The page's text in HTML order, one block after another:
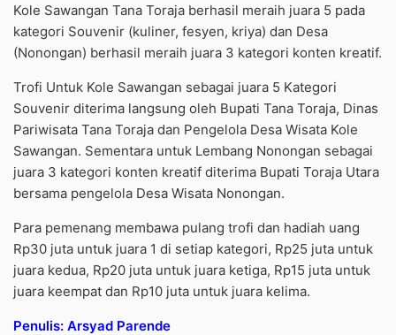
Kole Sawangan Tana Toraja berhasil meraih juara 5 pada
kategori Souvenir (kuliner, fesyen, kriya) dan Desa
(Nonongan) berhasil meraih juara 3 kategori konten kreatif.
Trofi Untuk Kole Sawangan sebagai juara 5 Kategori
Souvenir diterima langsung oleh Bupati Tana Toraja, Dinas
Pariwisata Tana Toraja dan Pengelola Desa Wisata Kole
Sawangan. Sementara untuk Lembang Nonongan sebagai
juara 3 kategori konten kreatif diterima Bupati Toraja Utara
bersama pengelola Desa Wisata Nonongan.
Para pemenang membawa pulang trofi dan hadiah uang
Rp30 juta untuk juara 1 di setiap kategori, Rp25 juta untuk
juara kedua, Rp20 juta untuk juara ketiga, Rp15 juta untuk
juara keempat dan Rp10 juta untuk juara kelima.
Penulis: Arsyad Parende